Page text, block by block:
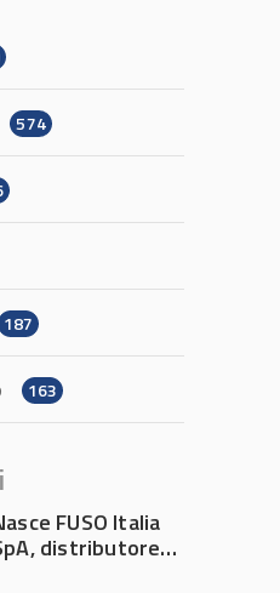
574
187
163
FUSO Italia
distributore